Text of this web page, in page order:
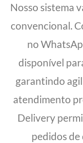
Nosso sistema
convencional.
no
disponível
garantindo
atendimento
Delivery
pedidos de